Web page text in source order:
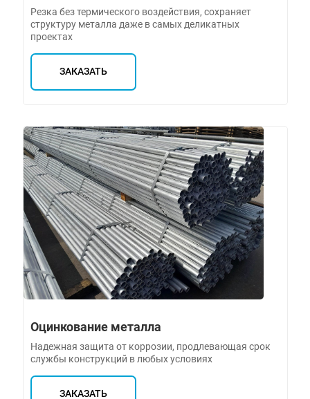
Резка без термического воздействия, сохраняет
структуру металла даже в самых деликатных
проектах
ЗАКАЗАТЬ
Оцинкование металла
Надежная защита от коррозии, продлевающая срок
службы конструкций в любых условиях
ЗАКАЗАТЬ